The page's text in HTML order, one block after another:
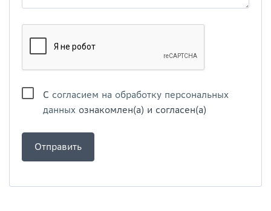
С согласием на обработку персональных
данных ознакомлен(а) и согласен(а)